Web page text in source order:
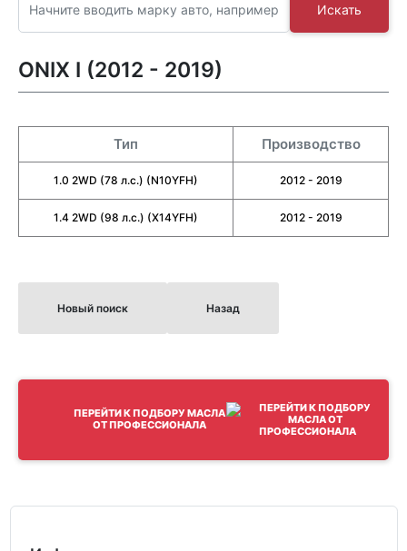
Искать
ONIX I (2012 - 2019)
Тип Производство
1.0 2WD (78 л.с.) (N10YFH) 2012 - 2019
1.4 2WD (98 л.с.) (X14YFH) 2012 - 2019
Новый поиск Назад
ПЕРЕЙТИ К ПОДБОРУ МАСЛА
ОТ ПРОФЕССИОНАЛА